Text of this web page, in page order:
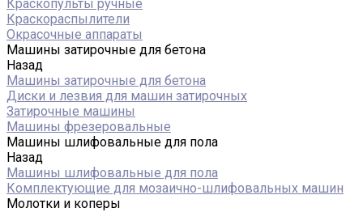
Краскопульты ручные
Краскораспылители
Окрасочные аппараты
Машины затирочные для бетона
Назад
Машины затирочные для бетона
Диски и лезвия для машин затирочных
Затирочные машины
Машины фрезеровальные
Машины шлифовальные для пола
Назад
Машины шлифовальные для пола
Комплектующие для мозаично-шлифовальных машин
Молотки и коперы